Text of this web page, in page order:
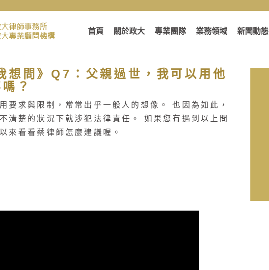
首頁 關於政大 專業團隊 業務領域 新聞動態
想問》Q7：父親過世，我可以用他
？
要求與限制，常常出乎一般人的想像。 也因為如此，
清楚的狀況下就涉犯法律責任。 如果您有遇到以上問
來看看蔡律師怎麼建議喔。